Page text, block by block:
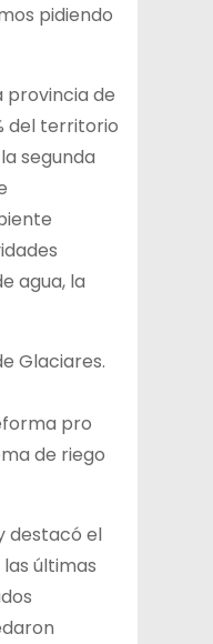
pidiendo
provincia de
del territorio
segunda
agua, la
Glaciares.
pro
de riego
destacó el
últimas